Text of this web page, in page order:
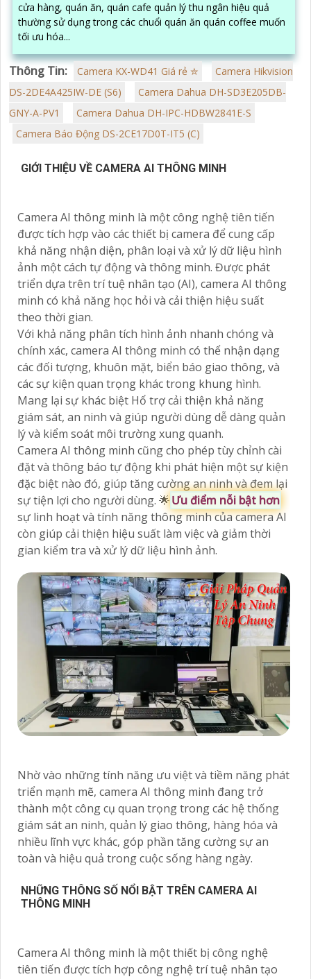
cửa hàng, quán ăn, quán cafe quản lý thu ngân hiệu quả
thường sử dụng trong các chuổi quán ăn quán coffee muốn
tối ưu hóa...
Thông Tin: Camera KX-WD41 Giá rẻ ✮
Camera Hikvision
DS-2DE4A425IW-DE (S6)
Camera Dahua DH-SD3E205DB-
GNY-A-PV1
Camera Dahua DH-IPC-HDBW2841E-S
Camera Báo Động DS-2CE17D0T-IT5 (C)
GIỚI THIỆU VỀ CAMERA AI THÔNG MINH
Camera AI thông minh là một công nghệ tiên tiến
được tích hợp vào các thiết bị camera để cung cấp
khả năng nhận diện, phân loại và xử lý dữ liệu hình
ảnh một cách tự động và thông minh. Được phát
triển dựa trên trí tuệ nhân tạo (AI), camera AI thông
minh có khả năng học hỏi và cải thiện hiệu suất
theo thời gian.
Với khả năng phân tích hình ảnh nhanh chóng và
chính xác, camera AI thông minh có thể nhận dạng
các đối tượng, khuôn mặt, biển báo giao thông, và
các sự kiện quan trọng khác trong khung hình.
Mang lại sự khác biệt Hổ trợ cải thiện khả năng
giám sát, an ninh và giúp người dùng dễ dàng quản
lý và kiểm soát môi trường xung quanh.
Camera AI thông minh cũng cho phép tùy chỉnh cài
đặt và thông báo tự động khi phát hiện một sự kiện
đặc biệt nào đó, giúp tăng cường an ninh và đem lại
sự tiện lợi cho người dùng. 🌟Ưu điểm nỗi bật hơn
sự linh hoạt và tính năng thông minh của camera AI
còn giúp cải thiện hiệu suất làm việc và giảm thời
gian kiểm tra và xử lý dữ liệu hình ảnh.
Nhờ vào những tính năng ưu việt và tiềm năng phát
triển mạnh mẽ, camera AI thông minh đang trở
thành một công cụ quan trọng trong các hệ thống
giám sát an ninh, quản lý giao thông, hàng hóa và
nhiều lĩnh vực khác, góp phần tăng cường sự an
toàn và hiệu quả trong cuộc sống hàng ngày.
NHỮNG THÔNG SỐ NỔI BẬT TRÊN CAMERA AI
THÔNG MINH
Camera AI thông minh là một thiết bị công nghệ
tiên tiến được tích hợp công nghệ trí tuệ nhân tạo